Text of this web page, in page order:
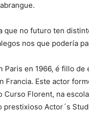
que no futuro ten
nos que podería
Paris en 1966, é fillo de
Francia. Este actor
Curso Florent, na
prestixioso Actor´s